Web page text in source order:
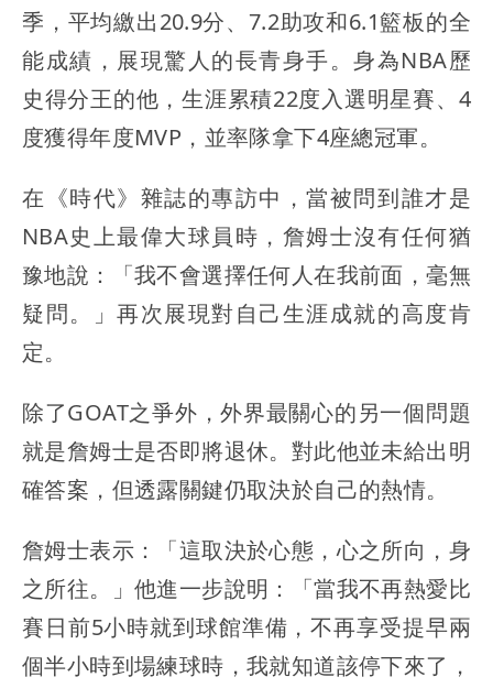
季，平均繳出20.9分、7.2助攻和6.1籃板的全
能成績，展現驚人的長青身手。身為NBA歷
史得分王的他，生涯累積22度入選明星賽、4
度獲得年度MVP，並率隊拿下4座總冠軍。
在《時代》雜誌的專訪中，當被問到誰才是
NBA史上最偉大球員時，詹姆士沒有任何猶
豫地說：「我不會選擇任何人在我前面，毫無
疑問。」再次展現對自己生涯成就的高度肯
定。
除了GOAT之爭外，外界最關心的另一個問題
就是詹姆士是否即將退休。對此他並未給出明
確答案，但透露關鍵仍取決於自己的熱情。
詹姆士表示：「這取決於心態，心之所向，身
之所往。」他進一步說明：「當我不再熱愛比
賽日前5小時就到球館準備，不再享受提早兩
個半小時到場練球時，我就知道該停下來了，